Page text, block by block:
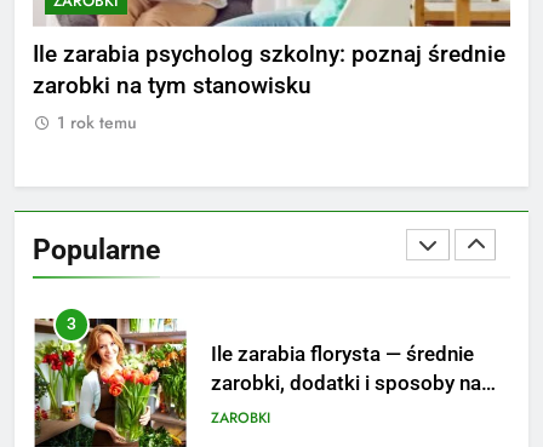
psycholog szkolny: poznaj średnie
na tym stanowisku
temu
Ile
Popularne
aktualne stawki męskiego
striptizera
ZAROBKI
poznaj średnie zarobki na tym
3
Ile zarabia florysta — średnie
zarobki, dodatki i sposoby na
podwyżkę
ZAROBKI